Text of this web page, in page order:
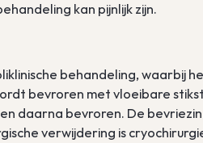
kan pijnlijk zijn.
behandeling, waarbij
bevroren met vloeibare
daarna bevroren. De
verwijdering is